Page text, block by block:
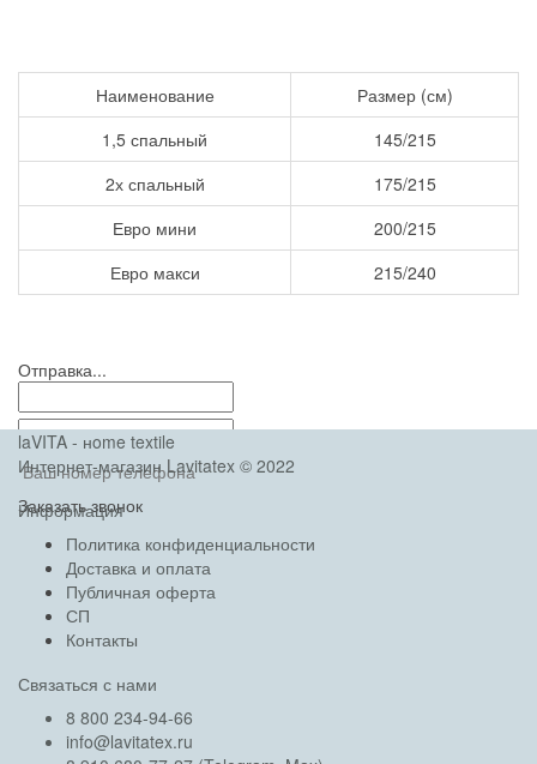
Наименование
Размер (см)
1,5 спальный
145/215
2х спальный
175/215
Евро мини
200/215
Евро макси
215/240
Отправка...
Заказать звонок
laVITA - нome textile
Интернет-магазин Lavitatex © 2022
Информация
Политика конфиденциальности
Доставка и оплата
Публичная оферта
СП
Контакты
Связаться с нами
8 800 234-94-66
info@lavitatex.ru